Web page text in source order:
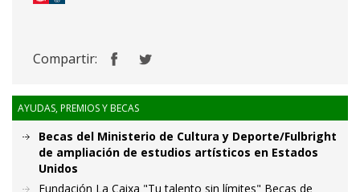
Compartir:
AYUDAS, PREMIOS Y BECAS
Becas del Ministerio de Cultura y Deporte/Fulbright
de ampliación de estudios artísticos en Estados
Unidos
Fundación La Caixa "Tu talento sin límites" Becas de